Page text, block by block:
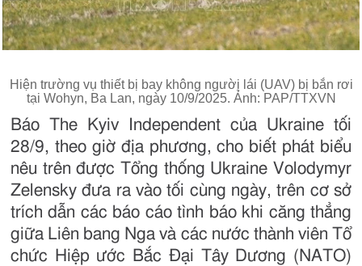
Hiện trường vụ thiết bị bay không người lái (UAV) bị bắn rơi
tại Wohyn, Ba Lan, ngày 10/9/2025. Ảnh: PAP/TTXVN
Báo The Kyiv Independent của Ukraine tối
28/9, theo giờ địa phương, cho biết phát biểu
nêu trên được Tổng thống Ukraine Volodymyr
Zelensky đưa ra vào tối cùng ngày, trên cơ sở
trích dẫn các báo cáo tình báo khi căng thẳng
giữa Liên bang Nga và các nước thành viên Tổ
chức Hiệp ước Bắc Đại Tây Dương (NATO)